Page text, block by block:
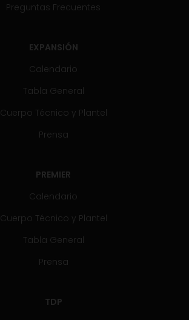
Preguntas Frecuentes
EXPANSIÓN
Calendario
Tabla General
Cuerpo Técnico y Plantel
Prensa
PREMIER
Calendario
Cuerpo Técnico y Plantel
Tabla General
Prensa
TDP